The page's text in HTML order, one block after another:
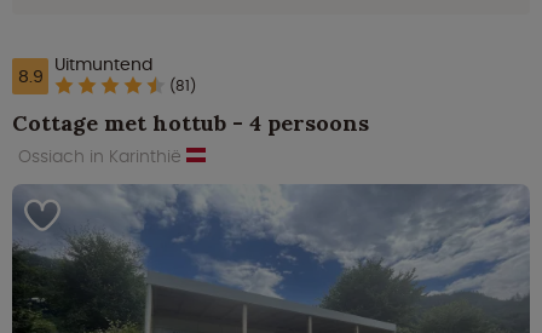
8.9 Uitmuntend
(81)
Cottage met hottub - 4 persoons
Ossiach in Karinthië